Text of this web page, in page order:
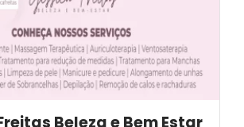
Beleza e Bem Estar